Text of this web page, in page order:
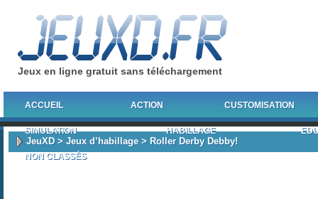
Jeux en ligne gratuit sans téléchargement
ACCUEIL ACTION CUSTOMISATION
SIMULATION HABILLAGE
NON CLASSÉS
JeuXD> Jeux d’habillage> Roller Derby Debby!